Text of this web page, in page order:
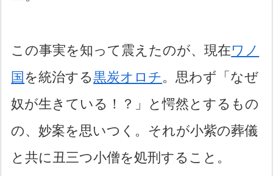
この事実を知って震えたのが、現在ワノ
国 を統治する黒炭オロチ。思わず「なぜ
奴が生きている！？」と愕然とするもの
の、妙案を思いつく。それが小紫の葬儀
と共に丑三つ小僧を処刑すること。